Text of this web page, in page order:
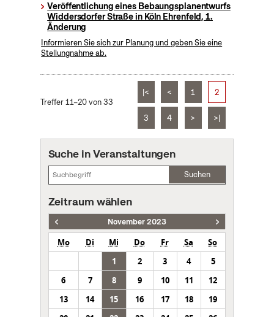
Veröffentlichung eines Bebaungsplanentwurfs
Widdersdorfer Straße in Köln Ehrenfeld, 1.
Änderung
Informieren Sie sich zur Planung und geben Sie eine
Stellungnahme ab.
Treffer 11–20 von 33
|< < 1 2
3 4 > >|
Suche in Veranstaltungen
Suchen
Zeitraum wählen
November 2023
Mo Di Mi Do Fr Sa
So
1
2 3 4
5
6
7 8 9 10 11
12
13
14 15 16 17 18
19